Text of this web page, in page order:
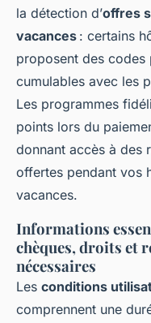
la détection d’offres
vacances : certains
proposent des codes
cumulables avec les
Les programmes
points lors du
donnant accès à des
offertes pendant vos
vacances.
Informations
chèques, droits et
nécessaires
Les conditions
comprennent une